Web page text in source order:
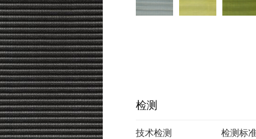
检测
技术检测 检测标